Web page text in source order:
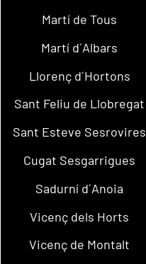
Martí de Tous
Martí d´Albars
Llorenç d´Hortons
Sant Feliu de Llobregat
Sant Esteve Sesrovires
Cugat Sesgarrigues
Sadurní d´Anoia
Vicenç dels Horts
Vicenç de Montalt